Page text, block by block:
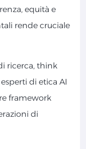
equità e
rende cruciale
ricerca, think
di etica AI
framework
di